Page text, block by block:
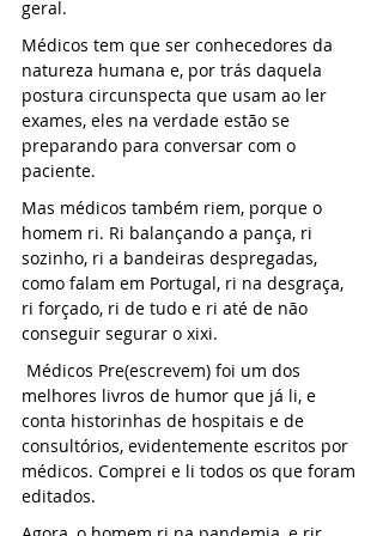
geral.
Médicos tem que ser conhecedores da
natureza humana e, por trás daquela
postura circunspecta que usam ao ler
exames, eles na verdade estão se
preparando para conversar com o
paciente.
Mas médicos também riem, porque o
homem ri. Ri balançando a pança, ri
sozinho, ri a bandeiras despregadas,
como falam em Portugal, ri na desgraça,
ri forçado, ri de tudo e ri até de não
conseguir segurar o xixi.
melhores livros de humor que já li, e
conta historinhas de hospitais e de
consultórios, evidentemente escritos por
médicos. Comprei e li todos os que foram
editados.